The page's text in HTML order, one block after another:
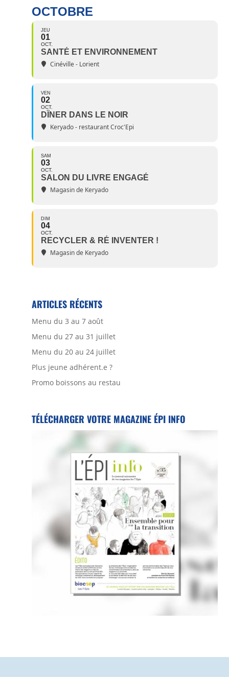
OCTOBRE
JEU
01
OCT.
SANTÉ ET ENVIRONNEMENT
Cinéville - Lorient
VEN
02
OCT.
DÎNER DANS LE NOIR
Keryado - restaurant Croc'Epi
SAM
03
OCT.
SALON DU LIVRE ENGAGÉ
Magasin de Keryado
DIM
04
OCT.
RECYCLER & RÉ INVENTER !
Magasin de Keryado
ARTICLES RÉCENTS
Menu du 3 au 7 août
Menu du 27 au 31 juillet
Menu du 20 au 24 juillet
Plus jeune adhérent.e ?
Promo boissons au restau
TÉLÉCHARGER VOTRE MAGAZINE ÉPI INFO